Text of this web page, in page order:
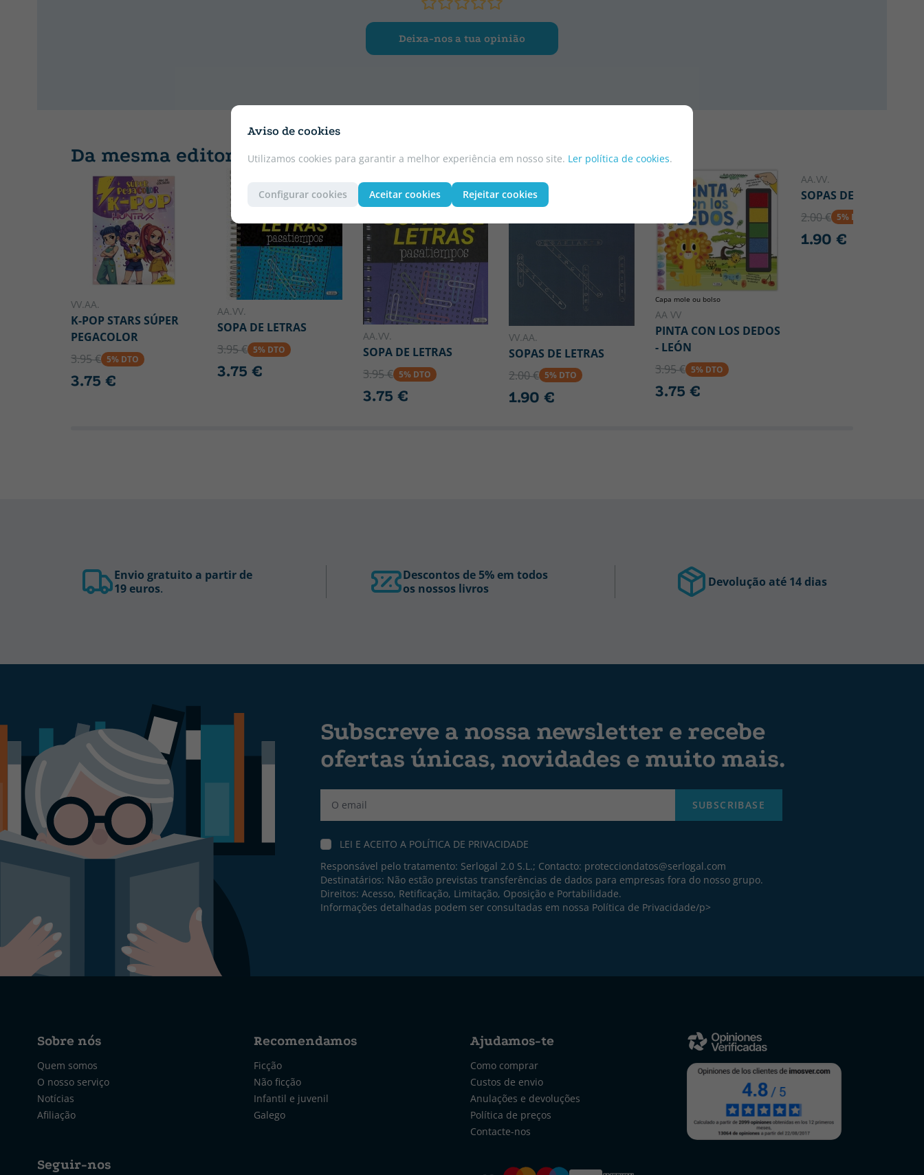
Aviso de cookies
Utilizamos cookies para garantir a melhor experiência em nosso site. Ler política de cookies.
Configurar cookies Aceitar cookies Rejeitar cookies
Deixa-nos a tua opinião
Da mesma editora
VV.AA.
K-POP STARS SÚPER
PEGACOLOR
3.95 € 5% DTO
3.75 €
AA.VV.
SOPA DE LETRAS
3.95 € 5% DTO
3.75 €
AA.VV.
SOPA DE LETRAS
3.95 € 5% DTO
3.75 €
VV.AA.
SOPAS DE LETRAS
2.00 € 5% DTO
1.90 €
Capa mole ou bolso
AA VV
PINTA CON LOS DEDOS
- LEÓN
3.95 € 5% DTO
3.75 €
AA.VV.
SOPAS DE LETRAS
2.00 € 5% DTO
1.90 €
Envio gratuito a partir de
19 euros.
Descontos de 5% em todos
os nossos livros
Devolução até 14 dias
Subscreve a nossa newsletter e recebe
ofertas únicas, novidades e muito mais.
SUBSCRIBASE
LEI E ACEITO A POLÍTICA DE PRIVACIDADE
Responsável pelo tratamento: Serlogal 2.0 S.L.; Contacto: protecciondatos@serlogal.com
Destinatários: Não estão previstas transferências de dados para empresas fora do nosso grupo.
Direitos: Acesso, Retificação, Limitação, Oposição e Portabilidade.
Informações detalhadas podem ser consultadas em nossa Política de Privacidade/p>
Sobre nós
Quem somos
O nosso serviço
Notícias
Afiliação
Seguir-nos
Recomendamos
Ficção
Não ficção
Infantil e juvenil
Galego
Ajudamos-te
Como comprar
Custos de envio
Anulações e devoluções
Política de preços
Contacte-nos